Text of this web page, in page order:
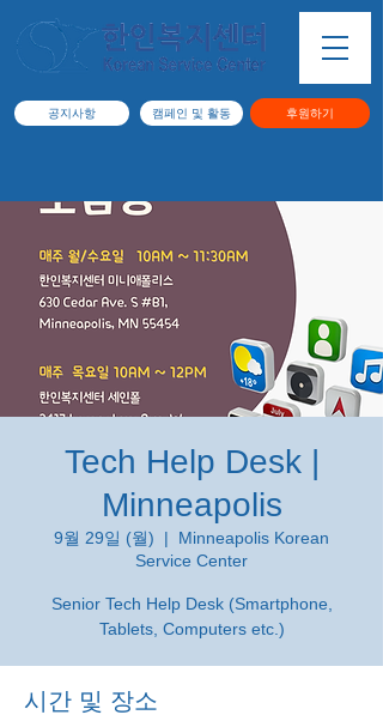
공지사항 캠페인 및 활동 후원하기
Tech Help Desk |
Minneapolis
9월 29일 (월)
  |
Minneapolis Korean
Service Center
Senior Tech Help Desk (Smartphone,
Tablets, Computers etc.)
시간 및 장소